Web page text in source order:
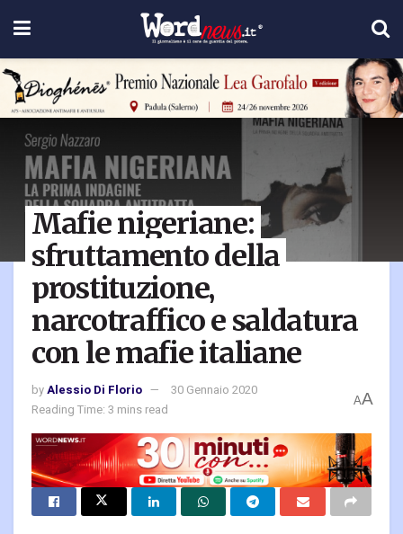
Mafie nigeriane:
sfruttamento della
prostituzione,
narcotraffico e saldatura
con le mafie italiane
byAlessio Di Florio
30 Gennaio 2020
Reading Time: 3 mins read
AA